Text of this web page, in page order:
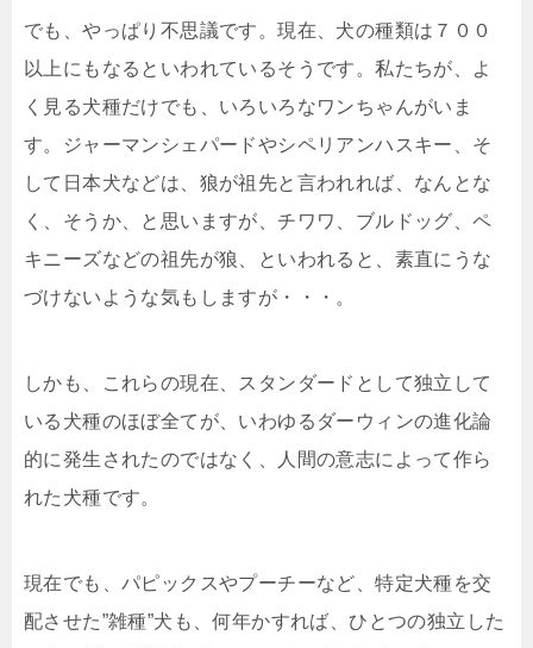
でも、やっぱり不思議です。現在、犬の種類は７００
以上にもなるといわれているそうです。私たちが、よ
く見る犬種だけでも、いろいろなワンちゃんがいま
す。ジャーマンシェパードやシペリアンハスキー、そ
して日本犬などは、狼が祖先と言われれば、なんとな
く、そうか、と思いますが、チワワ、ブルドッグ、ペ
キニーズなどの祖先が狼、といわれると、素直にうな
づけないような気もしますが・・・。
しかも、これらの現在、スタンダードとして独立して
いる犬種のほぼ全てが、いわゆるダーウィンの進化論
的に発生されたのではなく、人間の意志によって作ら
れた犬種です。
現在でも、パピックスやプーチーなど、特定犬種を交
配させた”雑種”犬も、何年かすれば、ひとつの独立した